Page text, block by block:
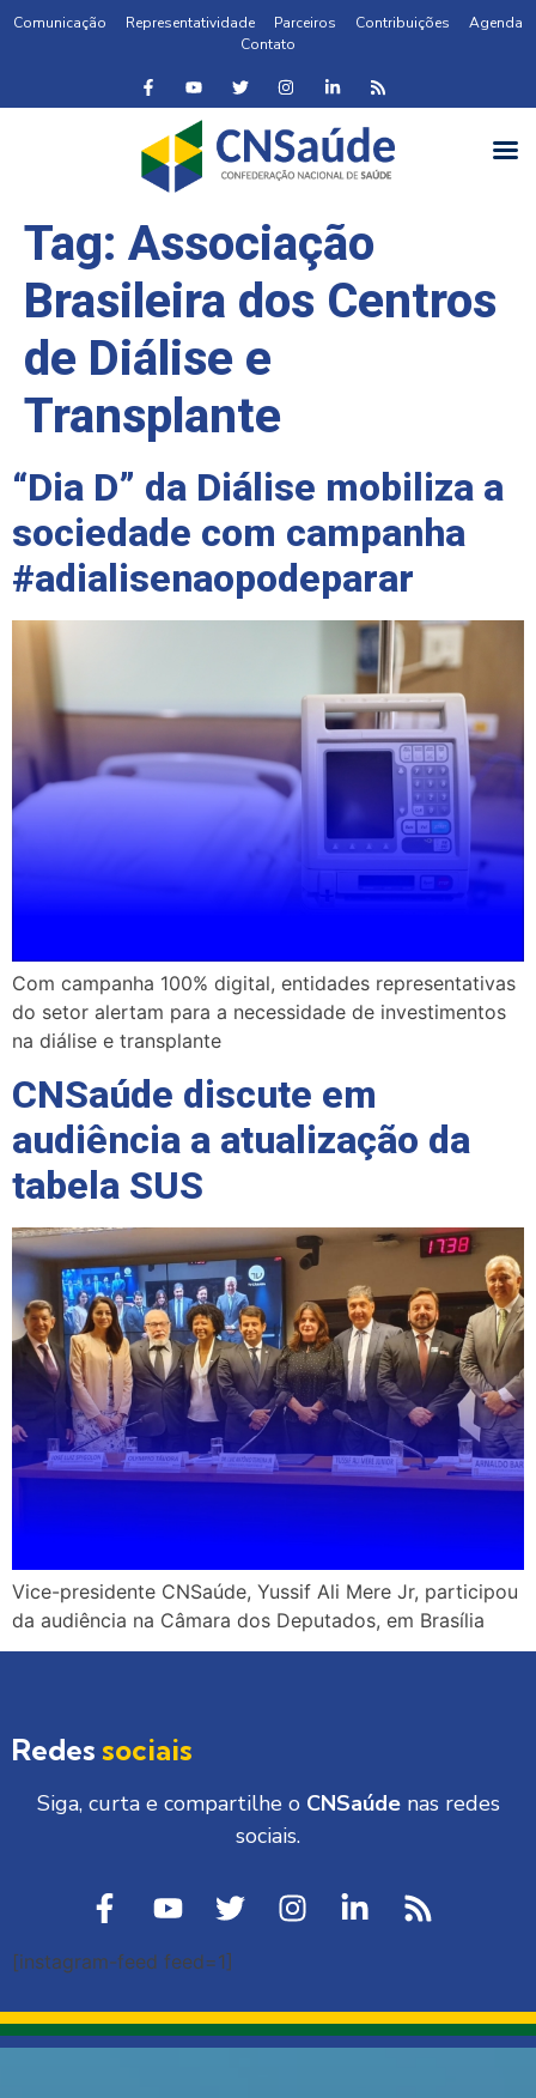
Comunicação Representatividade Parceiros Contribuições
Agenda
Contato
Tag: Associação
Brasileira dos Centros
de Diálise e
Transplante
“Dia D” da Diálise mobiliza a
sociedade com campanha
#adialisenaopodeparar
Com campanha 100% digital, entidades representativas
do setor alertam para a necessidade de investimentos
na diálise e transplante
CNSaúde discute em
audiência a atualização da
tabela SUS
Vice-presidente CNSaúde, Yussif Ali Mere Jr, participou
da audiência na Câmara dos Deputados, em Brasília
Redes sociais
Siga, curta e compartilhe o CNSaúdenas redes
sociais.
[instagram-feed feed=1]